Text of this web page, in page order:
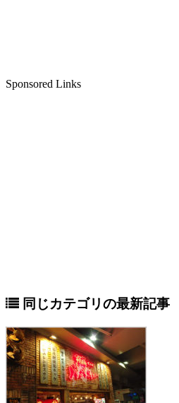
Sponsored Links
同じカテゴリの最新記事